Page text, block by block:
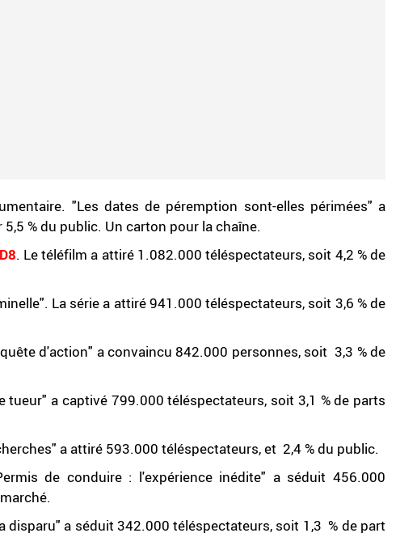
"Les dates de péremption sont-elles périmées" a
% du public. Un carton pour la chaîne.
D8. Le téléfilm a attiré 1.082.000 téléspectateurs, soit 4,2 % de
La série a attiré 941.000 téléspectateurs, soit 3,6 % de
d'action" a convaincu 842.000 personnes, soit 3,3 % de
a captivé 799.000 téléspectateurs, soit 3,1 % de parts
a attiré 593.000 téléspectateurs, et 2,4 % du public.
de conduire : l'expérience inédite" a séduit 456.000
disparu" a séduit 342.000 téléspectateurs, soit 1,3 % de part